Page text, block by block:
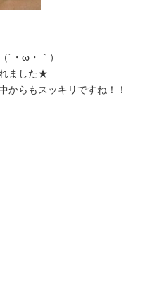
´・ω・｀）
ました★
からもスッキリですね！！